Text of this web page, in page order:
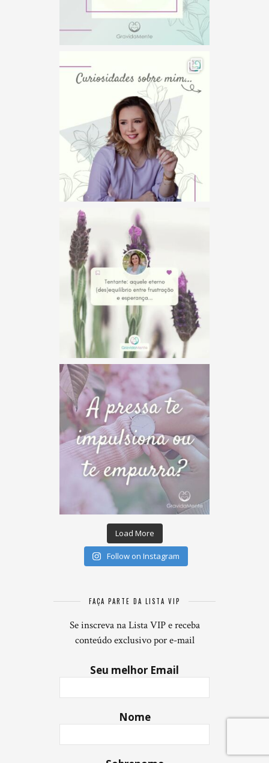
Load More
Follow on Instagram
FAÇA PARTE DA LISTA VIP
Se inscreva na Lista VIP e receba
conteúdo exclusivo por e-mail
Seu melhor Email
Nome